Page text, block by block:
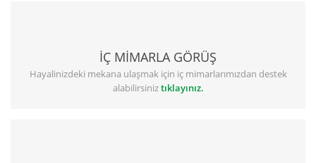
İÇ MİMARLA GÖRÜŞ
Hayalinizdeki mekana ulaşmak için iç mimarlarımızdan destek
alabilirsiniztıklayınız.